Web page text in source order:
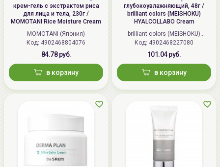
ощущение легкого покалывания. Средство обладает
легким солнцезащитным фильтром - SPF 8 и может
использоваться в неблагоприятной городской среде.
Хорошо подходит в качестве основы для макияжа.
*Только для наружного применения. Использование
в пищевых целях опасно для жизни и здоровья.
Возможно индивидуальная непереносимость
компонентов.
крем-гель с экстрактом риса
для лица и тела, 230г /
MOMOTANI Rice Moisture Cream
MOMOTANI (Япония)
Код: 4902468804076
84.78 руб.
в корзину
глубокоувлажняющий, 48г /
brilliant colors (MEISHOKU)
HYALCOLLABO Cream
brilliant colors (MEISHOKU)
(Япония)
Код: 4902468227080
101.04 руб.
в корзину